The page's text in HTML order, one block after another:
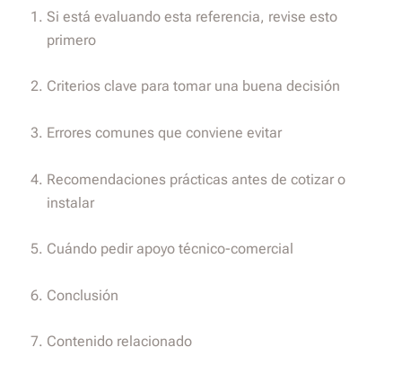
Si está evaluando esta referencia, revise esto
primero
Criterios clave para tomar una buena decisión
Errores comunes que conviene evitar
Recomendaciones prácticas antes de cotizar o
instalar
Cuándo pedir apoyo técnico-comercial
Conclusión
Contenido relacionado